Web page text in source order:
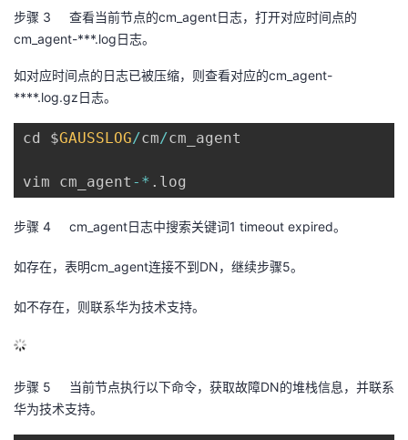
步骤 3 查看当前节点的cm_agent日志，打开对应时间点的
cm_agent-***.log日志。
如对应时间点的日志已被压缩，则查看对应的cm_agent-
****.log.gz日志。
cd $GAUSSLOG/cm/cm_agent
vim cm_agent - * . log
步骤 4 cm_agent日志中搜索关键词1 timeout expired。
如存在，表明cm_agent连接不到DN，继续步骤5。
如不存在，则联系华为技术支持。
步骤 5 当前节点执行以下命令，获取故障DN的堆栈信息，并联系
华为技术支持。